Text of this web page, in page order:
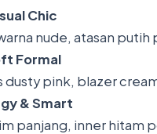
Chic
nude, atasan
Formal
dusty pink, blazer
& Smart
panjang, inner hitam